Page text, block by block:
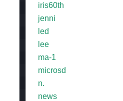
iris60th
jenni
led
lee
ma-1
microsd
n.
news